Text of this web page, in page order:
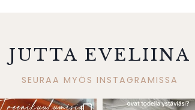
JUTTA EVELIINA
SEURAA MYÖS INSTAGRAMISSA